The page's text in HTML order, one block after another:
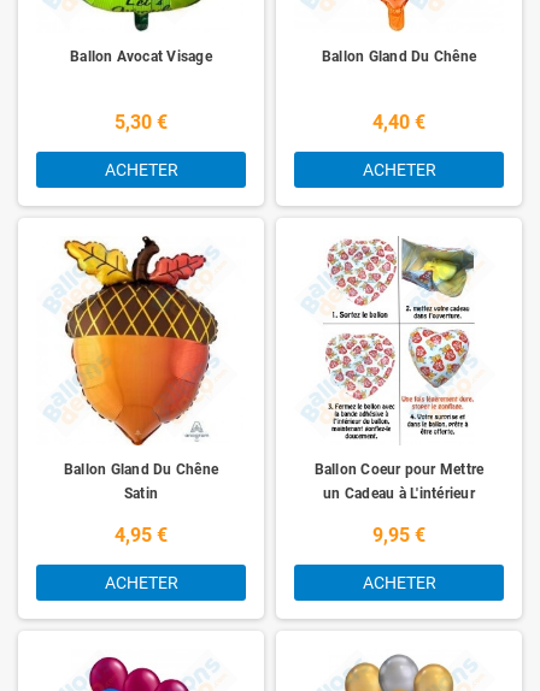
Ballon Avocat Visage
5,30 €
ACHETER
Ballon Gland Du Chêne
4,40 €
ACHETER
Ballon Gland Du Chêne
Satin
4,95 €
ACHETER
Ballon Coeur pour Mettre
un Cadeau à L'intérieur
9,95 €
ACHETER